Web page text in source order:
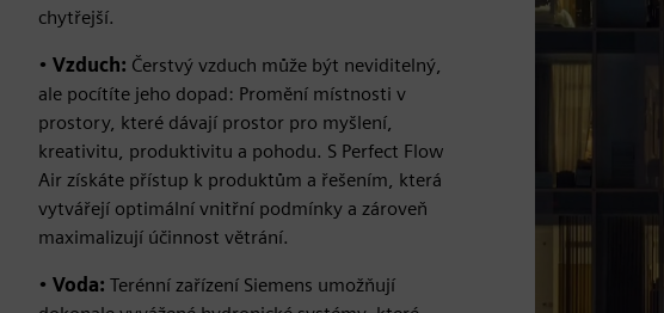
chytřejší.
• Vzduch: Čerstvý vzduch může být neviditelný,
ale pocítíte jeho dopad: Promění místnosti v
prostory, které dávají prostor pro myšlení,
kreativitu, produktivitu a pohodu. S Perfect Flow
Air získáte přístup k produktům a řešením, která
vytvářejí optimální vnitřní podmínky a zároveň
maximalizují účinnost větrání.
• Voda: Terénní zařízení Siemens umožňují